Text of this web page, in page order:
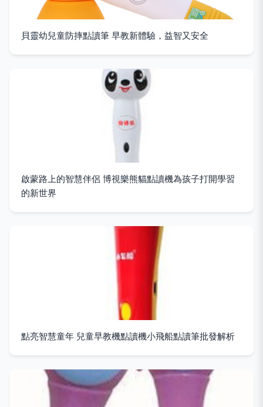
貝靈幼兒童防摔點讀筆 早教新體驗，益智又安全
啟蒙路上的智慧伴侶 博視樂熊貓點讀機為孩子打開學習
的新世界
點亮智慧童年 兒童早教機點讀機小飛船點讀筆批發解析